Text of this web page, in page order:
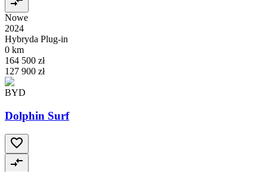
Nowe
2024
Hybryda Plug-in
0 km
164 500 zł
127 900 zł
BYD
Dolphin Surf